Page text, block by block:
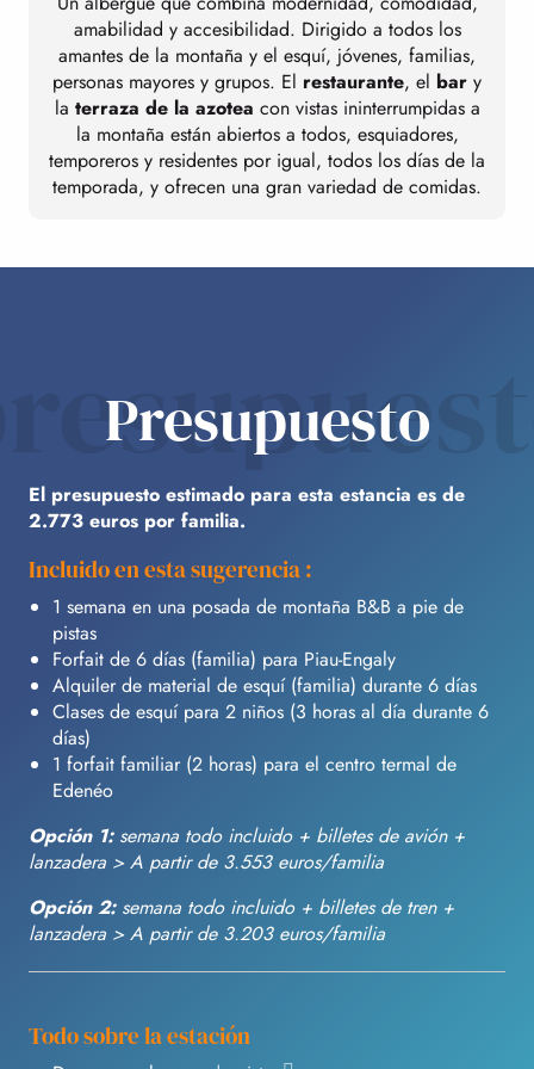
amabilidad y accesibilidad. Dirigido a todos los
amantes de la montaña y el esquí, jóvenes, familias,
personas mayores y grupos. El restaurante, el bar y
la terraza de la azotea con vistas ininterrumpidas a
la montaña están abiertos a todos, esquiadores,
temporeros y residentes por igual, todos los días de la
temporada, y ofrecen una gran variedad de comidas.
Presupuesto
El presupuesto estimado para esta estancia es de
2.773 euros por familia.
Incluido en esta sugerencia :
1 semana en una posada de montaña B&B a pie de
pistas
Forfait de 6 días (familia) para Piau-Engaly
Alquiler de material de esquí (familia) durante 6 días
Clases de esquí para 2 niños (3 horas al día durante 6
días)
1 forfait familiar (2 horas) para el centro termal de
Edenéo
Opción 1:semana todo incluido + billetes de avión +
lanzadera > A partir de 3.553 euros/familia
Opción 2:semana todo incluido + billetes de tren +
lanzadera > A partir de 3.203 euros/familia
Todo sobre la estación